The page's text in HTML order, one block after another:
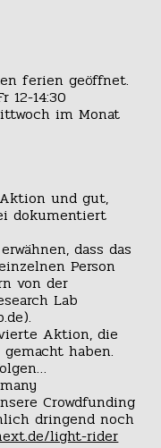
ferien geöffnet.
14:30
im Monat
und gut,
dokumentiert
dass das
Person
von der
Lab
Aktion, die
haben.
Crowdfunding
dringend noch
light-rider